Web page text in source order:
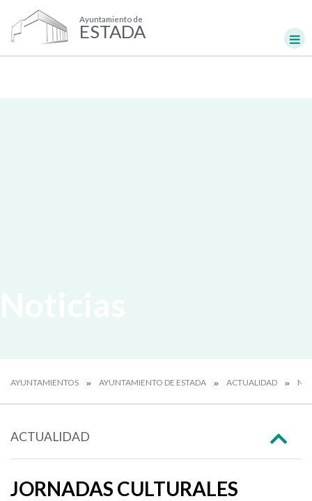
Ayuntamiento de
ESTADA
AYUNTAMIENTOS AYUNTAMIENTO DE ESTADA ACTUALIDAD
ACTUALIDAD
JORNADAS CULTURALES